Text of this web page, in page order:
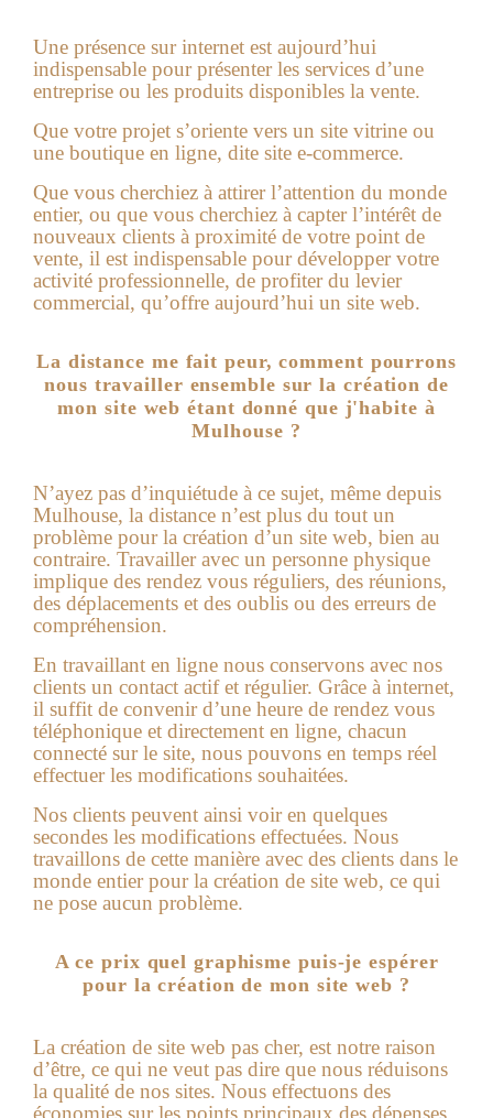
Une présence sur internet est aujourd’hui
indispensable pour présenter les services d’une
entreprise ou les produits disponibles la vente.
Que votre projet s’oriente vers un site vitrine ou
une boutique en ligne, dite site e-commerce.
Que vous cherchiez à attirer l’attention du monde
entier, ou que vous cherchiez à capter l’intérêt de
nouveaux clients à proximité de votre point de
vente, il est indispensable pour développer votre
activité professionnelle, de profiter du levier
commercial, qu’offre aujourd’hui un site web.
La distance me fait peur, comment pourrons
nous travailler ensemble sur la création de
mon site web étant donné que j'habite à
Mulhouse ?
N’ayez pas d’inquiétude à ce sujet, même depuis
Mulhouse, la distance n’est plus du tout un
problème pour la création d’un site web, bien au
contraire. Travailler avec un personne physique
implique des rendez vous réguliers, des réunions,
des déplacements et des oublis ou des erreurs de
compréhension.
En travaillant en ligne nous conservons avec nos
clients un contact actif et régulier. Grâce à internet,
il suffit de convenir d’une heure de rendez vous
téléphonique et directement en ligne, chacun
connecté sur le site, nous pouvons en temps réel
effectuer les modifications souhaitées.
Nos clients peuvent ainsi voir en quelques
secondes les modifications effectuées. Nous
travaillons de cette manière avec des clients dans le
monde entier pour la création de site web, ce qui
ne pose aucun problème.
A ce prix quel graphisme puis-je espérer
pour la création de mon site web ?
La création de site web pas cher, est notre raison
d’être, ce qui ne veut pas dire que nous réduisons
la qualité de nos sites. Nous effectuons des
économies sur les points principaux des dépenses